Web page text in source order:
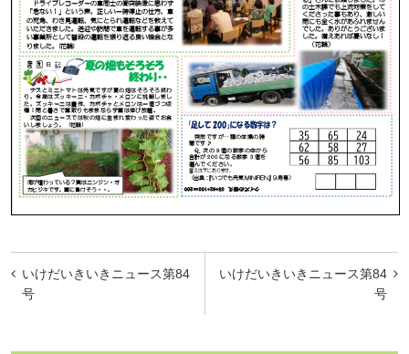
投
稿
いけだいきいきニュース第84
号
いけだいきいきニュース第84
号